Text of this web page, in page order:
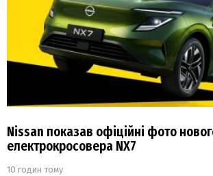
Nissan показав офіційні фото
електрокросовера NX7
10 годин тому